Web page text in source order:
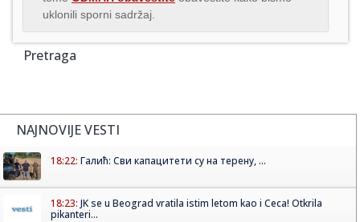
uklonili sporni sadržaj.
Pretraga
NAJNOVIJE VESTI
18:22: Галић: Сви капацитети су на терену, ...
18:23: JK se u Beograd vratila istim letom kao i Ceca! Otkrila
pikanteri...